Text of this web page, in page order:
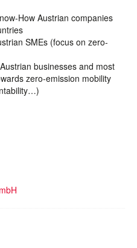
How Austrian companies
SMEs (focus on zero-
businesses and most
zero-emission mobility